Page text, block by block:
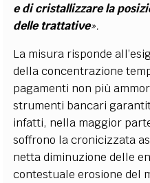
e di cristallizzare la
delle trattative».
La misura risponde
della concentrazione
pagamenti non più
strumenti bancari
infatti, nella maggior
soffrono la cronicizzata
netta diminuzione delle
contestuale erosione del